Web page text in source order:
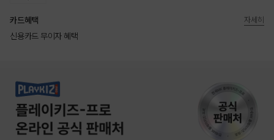
카드혜택
신용카드 무이자 혜택
자세히